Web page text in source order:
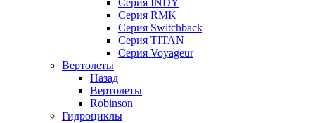
Серия INDY
Серия RMK
Серия Switchback
Серия TITAN
Серия Voyageur
Вертолеты
Назад
Вертолеты
Robinson
Гидроциклы